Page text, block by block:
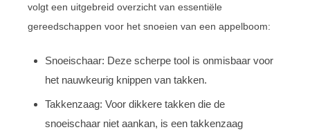
volgt een uitgebreid overzicht van essentiële
gereedschappen voor het snoeien van een appelboom:
Snoeischaar: Deze scherpe tool is onmisbaar voor
het nauwkeurig knippen van takken.
Takkenzaag: Voor dikkere takken die de
snoeischaar niet aankan, is een takkenzaag